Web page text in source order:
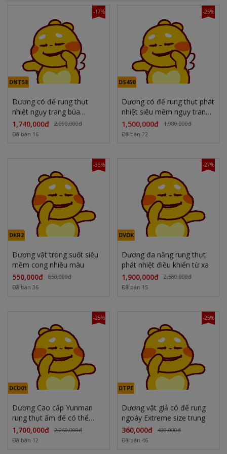
-17%
DNT58
Dương có đế rung thụt
nhiệt ngụy trang búa
massage
1,740,000đ
2,090,000đ
Đã bán 16
-25%
DS450
Dương có đế rung thụt phát
nhiệt siêu mềm ngụy trang
tinh tế
1,500,000đ
1,980,000đ
Đã bán 22
-36%
DKR2
Dương vật trong suốt siêu
mềm cong nhiều màu
550,000đ
850,000đ
Đã bán 36
-27%
DVDK
Dương đa năng rung thụt
phát nhiệt điều khiển từ xa
1,900,000đ
2,580,000đ
Đã bán 15
-25%
DCD01
Dương Cao cấp Yunman
rung thụt ấm đế có thể
tháo rời
1,700,000đ
2,260,000đ
Đã bán 12
-25%
DTPE
Dương vật giả có đế rung
ngoáy Extreme size trung
360,000đ
480,000đ
Đã bán 46